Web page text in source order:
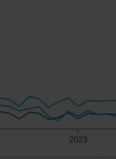
and navigator-x-axis.
2023